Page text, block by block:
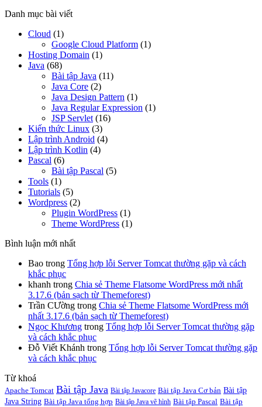
Danh mục bài viết
Cloud (1)
Google Cloud Platform (1)
Hosting Domain (1)
Java (68)
Bài tập Java (11)
Java Core (2)
Java Design Pattern (1)
Java Regular Expression (1)
JSP Servlet (16)
Kiến thức Linux (3)
Lập trình Android (4)
Lập trình Kotlin (4)
Pascal (6)
Bài tập Pascal (5)
Tools (1)
Tutorials (5)
Wordpress (2)
Plugin WordPress (1)
Theme WordPress (1)
Bình luận mới nhất
Bao trong Tổng hợp lỗi Server Tomcat thường gặp và cách
khắc phục
khanh trong Chia sẻ Theme Flatsome WordPress mới nhất
3.17.6 (bản sạch từ Themeforest)
Trần CƯờng trong Chia sẻ Theme Flatsome WordPress mới
nhất 3.17.6 (bản sạch từ Themeforest)
Ngọc Khương trong Tổng hợp lỗi Server Tomcat thường gặp
và cách khắc phục
Đỗ Viết Khánh trong Tổng hợp lỗi Server Tomcat thường gặp
và cách khắc phục
Từ khoá
Apache Tomcat Bài tập Java Bài tập Javacore Bài tập Java Cơ bản Bài tập
Java String Bài tập Java tổng hợp Bài tập Java vẽ hình Bài tập Pascal Bài tập